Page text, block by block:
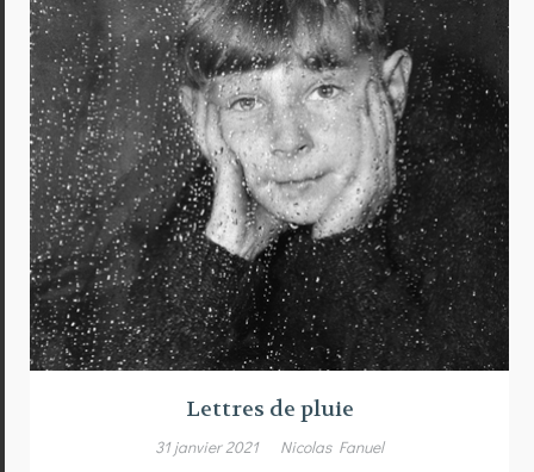
Lettres de pluie
31 janvier 2021 Nicolas Fanuel